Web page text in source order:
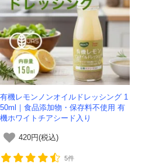
有機レモンノンオイルドレッシング 1
50ml｜食品添加物・保存料不使用 有
機ホワイトチアシード入り
420円(税込)
5件